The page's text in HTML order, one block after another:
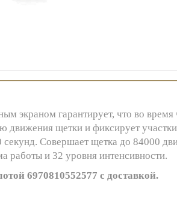
экраном гарантирует, что во
движения щетки и фиксирует
Совершает щетка до 84000
работы и 32 уровня интенсивности.
6970810552577 с доставкой.